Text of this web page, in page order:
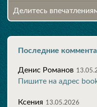
Делитесь
Последние
Денис Романов
Пишите на адрес
Ксения 13.05.2026